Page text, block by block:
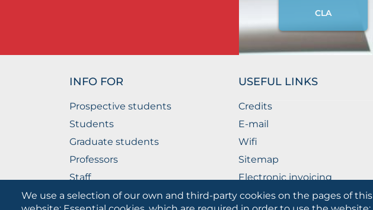
We use a selection of our own and third-party cookies on the pages of this
CLA
INFO FOR
Prospective students
Students
Graduate students
Professors
Staff
Companies
USEFUL LINKS
Credits
E-mail
Wifi
Sitemap
Electronic invoicing
The Public Relations Office